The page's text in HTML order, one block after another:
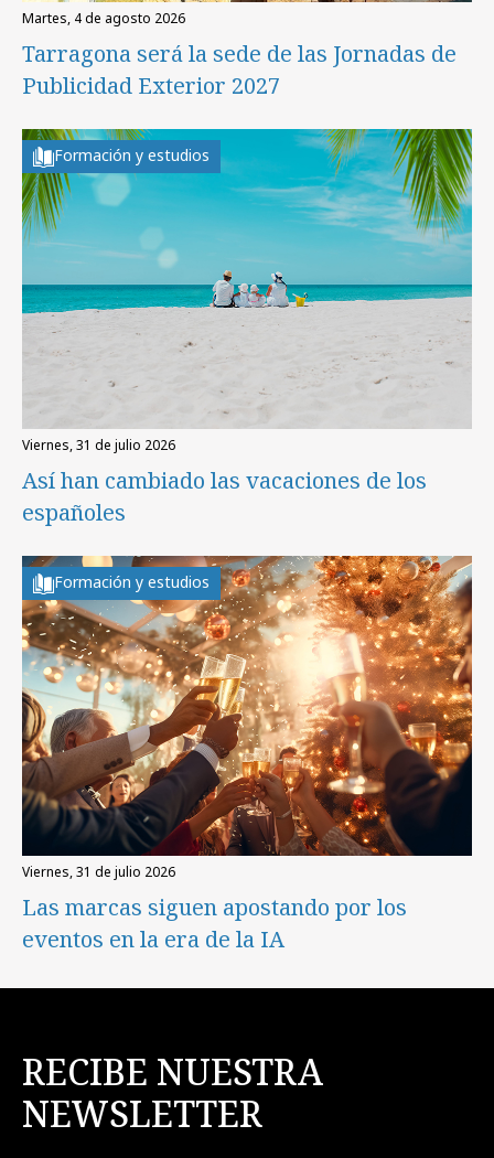
martes, 4 de agosto 2026
Tarragona será la sede de las Jornadas de
Publicidad Exterior 2027
Formación y estudios
viernes, 31 de julio 2026
Así han cambiado las vacaciones de los
españoles
Formación y estudios
viernes, 31 de julio 2026
Las marcas siguen apostando por los
eventos en la era de la IA
RECIBE NUESTRA
NEWSLETTER